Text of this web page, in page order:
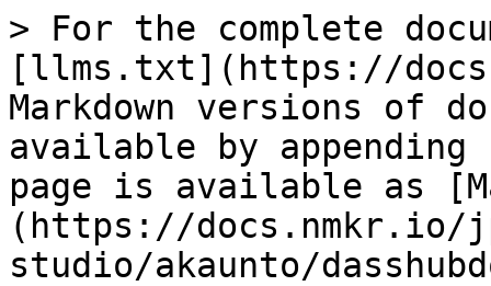
> For the complete
[llms.txt](https://
Markdown versions of
available by
page is available as
(https://docs.nmkr.io/
studio/akaunto/